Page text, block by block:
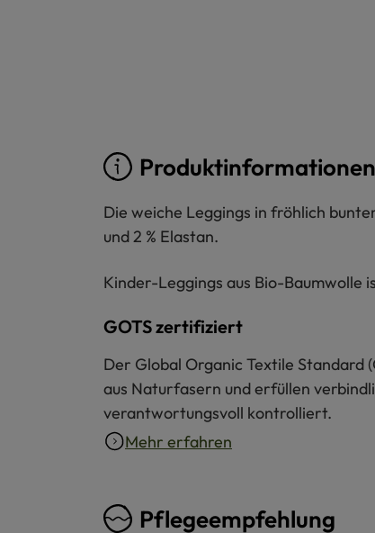
Produktinformationen
Die weiche Leggings in fröhlich
und 2 % Elastan.
Kinder-Leggings aus Bio-Baumwolle
GOTS zertifiziert
Der Global Organic Textile Standard
aus Naturfasern und erfüllen
verantwortungsvoll kontrolliert.
Mehr erfahren
Pflegeempfehlung